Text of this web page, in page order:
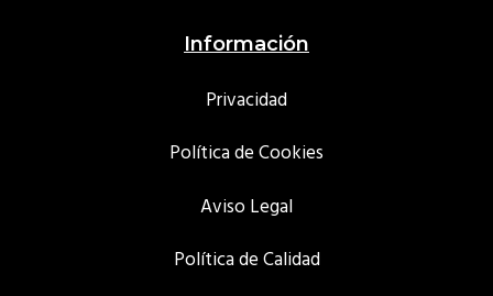
Información
Privacidad
Política de Cookies
Aviso Legal
Política de Calidad